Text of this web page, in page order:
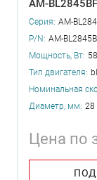
AM-
Серия: AM-
P/N: AM-
Мощность, Вт:
Тип двигателя:
Номинальная
Диаметр, мм: 28
Цена по